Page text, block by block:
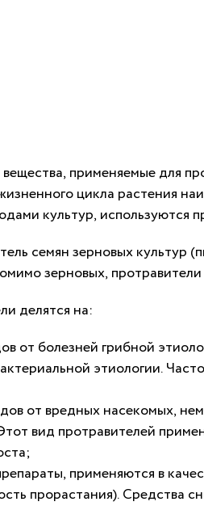
применяемые для
цикла растения
культур, используются
семян зерновых культур
зерновых,
делятся на:
от болезней грибной
этиологии.
от вредных насекомых,
вид протравителей
,применяются в
прорастания).Средства